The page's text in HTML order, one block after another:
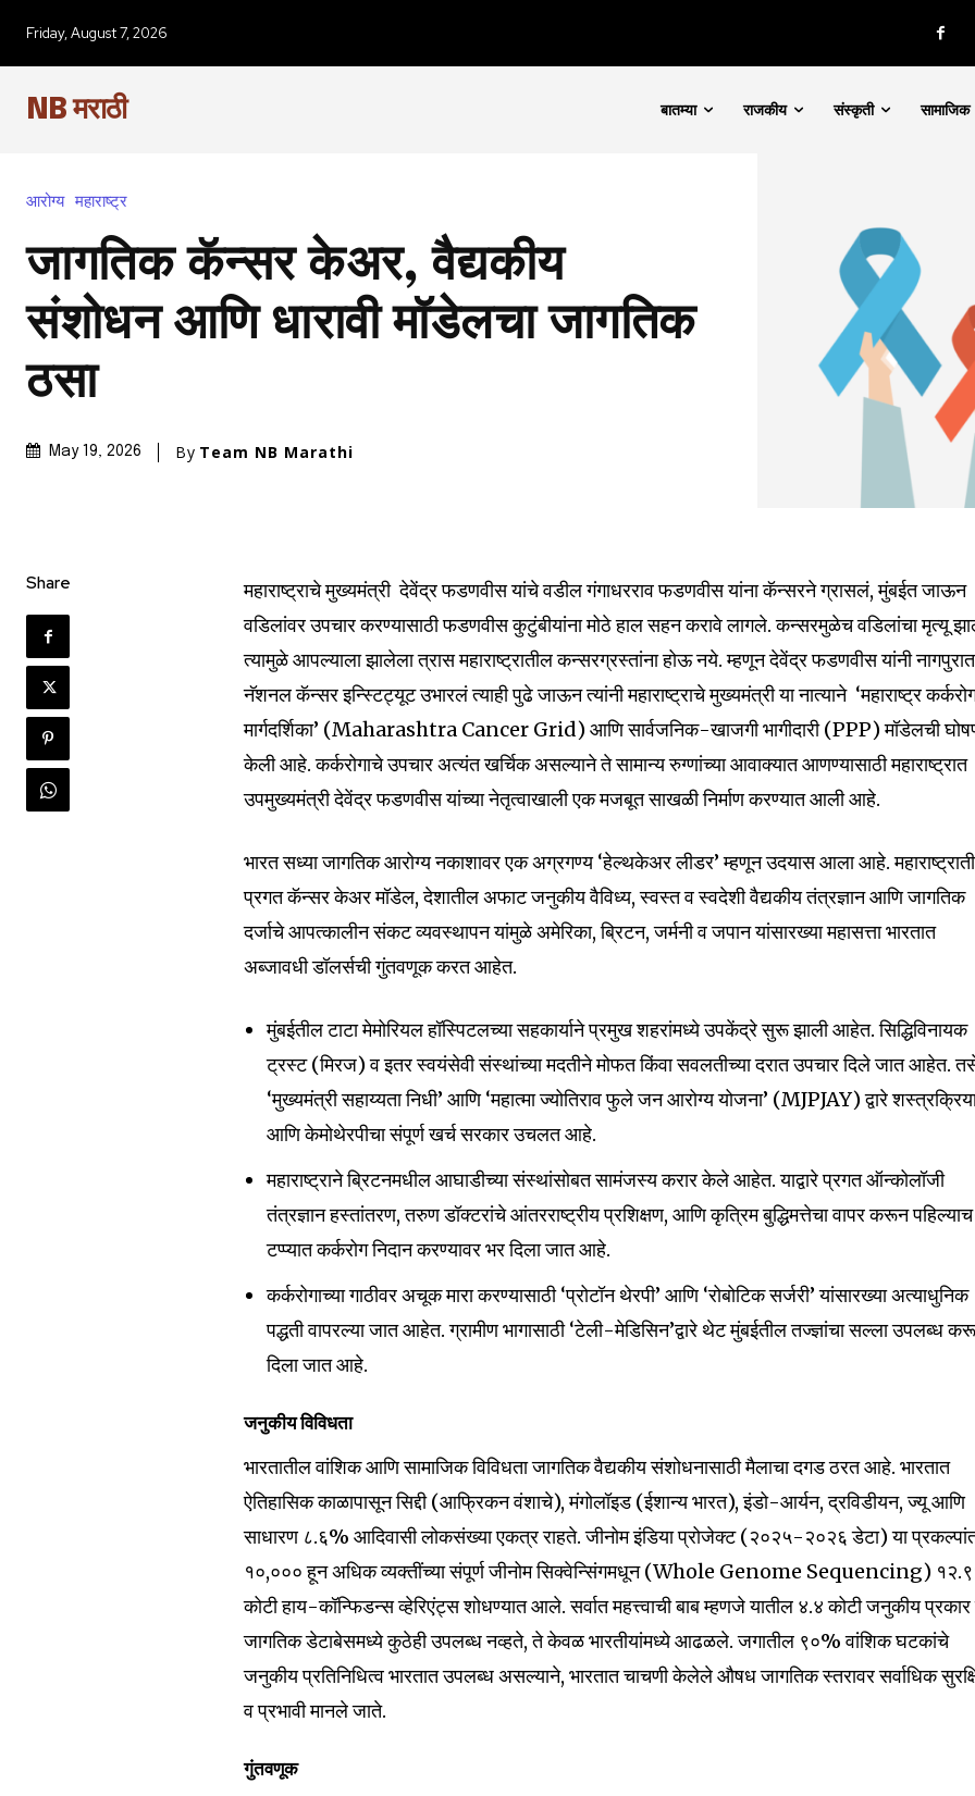
Friday, August 7, 2026
NB मराठी बातम्या राजकीय संस्कृती सामाजिक
आरोग्य महाराष्ट्र
जागतिक कॅन्सर केअर, वैद्यकीय
संशोधन आणि धारावी मॉडेलचा जागतिक
ठसा
May 19, 2026 By Team NB Marathi
Share
महाराष्ट्राचे मुख्यमंत्री देवेंद्र फडणवीस यांचे वडील गंगाधरराव फडणवीस यांना कॅन्सरने ग्रासलं, मुंबईत जाऊन
वडिलांवर उपचार करण्यासाठी फडणवीस कुटुंबीयांना मोठे हाल सहन करावे लागले. कन्सरमुळेच वडिलांचा मृत्यू
त्यामुळे आपल्याला झालेला त्रास महाराष्ट्रातील कन्सरग्रस्तांना होऊ नये. म्हणून देवेंद्र फडणवीस यांनी नागपुरात
नॅशनल कॅन्सर इन्स्टिट्यूट उभारलं त्याही पुढे जाऊन त्यांनी महाराष्ट्राचे मुख्यमंत्री या नात्याने ‘महाराष्ट्र
मार्गदर्शिका’ (Maharashtra Cancer Grid) आणि सार्वजनिक-खाजगी भागीदारी (PPP) मॉडेलची
केली आहे. कर्करोगाचे उपचार अत्यंत खर्चिक असल्याने ते सामान्य रुग्णांच्या आवाक्यात आणण्यासाठी महाराष्ट्रात
उपमुख्यमंत्री देवेंद्र फडणवीस यांच्या नेतृत्वाखाली एक मजबूत साखळी निर्माण करण्यात आली आहे.
भारत सध्या जागतिक आरोग्य नकाशावर एक अग्रगण्य ‘हेल्थकेअर लीडर’ म्हणून उदयास आला आहे.
प्रगत कॅन्सर केअर मॉडेल, देशातील अफाट जनुकीय वैविध्य, स्वस्त व स्वदेशी वैद्यकीय तंत्रज्ञान आणि जागतिक
दर्जाचे आपत्कालीन संकट व्यवस्थापन यांमुळे अमेरिका, ब्रिटन, जर्मनी व जपान यांसारख्या महासत्ता भारतात
अब्जावधी डॉलर्सची गुंतवणूक करत आहेत.
मुंबईतील टाटा मेमोरियल हॉस्पिटलच्या सहकार्याने प्रमुख शहरांमध्ये उपकेंद्रे सुरू झाली आहेत. सिद्धिविनायक
ट्रस्ट (मिरज) व इतर स्वयंसेवी संस्थांच्या मदतीने मोफत किंवा सवलतीच्या दरात उपचार दिले जात आहेत.
‘मुख्यमंत्री सहाय्यता निधी’ आणि ‘महात्मा ज्योतिराव फुले जन आरोग्य योजना’ (MJPJAY) द्वारे
आणि केमोथेरपीचा संपूर्ण खर्च सरकार उचलत आहे.
महाराष्ट्राने ब्रिटनमधील आघाडीच्या संस्थांसोबत सामंजस्य करार केले आहेत. याद्वारे प्रगत ऑन्कोलॉजी
तंत्रज्ञान हस्तांतरण, तरुण डॉक्टरांचे आंतरराष्ट्रीय प्रशिक्षण, आणि कृत्रिम बुद्धिमत्तेचा वापर करून पहिल्याच
टप्प्यात कर्करोग निदान करण्यावर भर दिला जात आहे.
कर्करोगाच्या गाठीवर अचूक मारा करण्यासाठी ‘प्रोटॉन थेरपी’ आणि ‘रोबोटिक सर्जरी’ यांसारख्या अत्याधुनिक
पद्धती वापरल्या जात आहेत. ग्रामीण भागासाठी ‘टेली-मेडिसिन’द्वारे थेट मुंबईतील तज्ज्ञांचा सल्ला उपलब्ध
दिला जात आहे.
जनुकीय विविधता
भारतातील वांशिक आणि सामाजिक विविधता जागतिक वैद्यकीय संशोधनासाठी मैलाचा दगड ठरत आहे. भारतात
ऐतिहासिक काळापासून सिद्दी (आफ्रिकन वंशाचे), मंगोलॉइड (ईशान्य भारत), इंडो-आर्यन, द्रविडीयन, ज्यू आणि
साधारण ८.६% आदिवासी लोकसंख्या एकत्र राहते. जीनोम इंडिया प्रोजेक्ट (२०२५-२०२६ डेटा) या
१०,००० हून अधिक व्यक्तींच्या संपूर्ण जीनोम सिक्वेन्सिंगमधून (Whole Genome Sequencing)
कोटी हाय-कॉन्फिडन्स व्हेरिएंट्स शोधण्यात आले. सर्वात महत्त्वाची बाब म्हणजे यातील ४.४ कोटी जनुकीय
जागतिक डेटाबेसमध्ये कुठेही उपलब्ध नव्हते, ते केवळ भारतीयांमध्ये आढळले. जगातील ९०% वांशिक घटकांचे
जनुकीय प्रतिनिधित्व भारतात उपलब्ध असल्याने, भारतात चाचणी केलेले औषध जागतिक स्तरावर सर्वाधिक
व प्रभावी मानले जाते.
गुंतवणूक